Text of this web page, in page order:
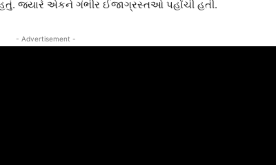
જયારે એકને ગંભીર ઈજાગ્રસ્તઓ પહોંચી હતી.
- Advertisement -